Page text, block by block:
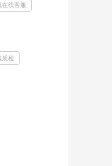
在线客服
质检